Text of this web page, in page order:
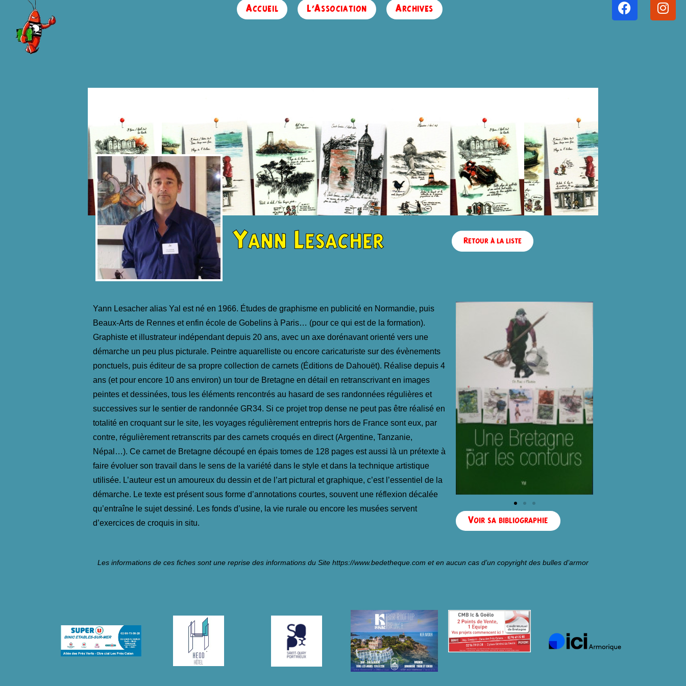
Accueil L’Association Archives
Yann Lesacher Retour à la liste
Yann Lesacher alias Yal est né en 1966. Études de graphisme en publicité en Normandie, puis
Beaux-Arts de Rennes et enfin école de Gobelins à Paris… (pour ce qui est de la formation).
Graphiste et illustrateur indépendant depuis 20 ans, avec un axe dorénavant orienté vers une
démarche un peu plus picturale. Peintre aquarelliste ou encore caricaturiste sur des évènements
ponctuels, puis éditeur de sa propre collection de carnets (Éditions de Dahouët). Réalise depuis 4
ans (et pour encore 10 ans environ) un tour de Bretagne en détail en retranscrivant en images
peintes et dessinées, tous les éléments rencontrés au hasard de ses randonnées régulières et
successives sur le sentier de randonnée GR34. Si ce projet trop dense ne peut pas être réalisé en
totalité en croquant sur le site, les voyages régulièrement entrepris hors de France sont eux, par
contre, régulièrement retranscrits par des carnets croqués en direct (Argentine, Tanzanie,
Népal…). Ce carnet de Bretagne découpé en épais tomes de 128 pages est aussi là un prétexte à
faire évoluer son travail dans le sens de la variété dans le style et dans la technique artistique
utilisée. L’auteur est un amoureux du dessin et de l’art pictural et graphique, c’est l’essentiel de la
démarche. Le texte est présent sous forme d’annotations courtes, souvent une réflexion décalée
qu’entraîne le sujet dessiné. Les fonds d’usine, la vie rurale ou encore les musées servent
d’exercices de croquis in situ.
Voir sa bibliographie
Les informations de ces fiches sont une reprise des informations du Site https://www.bedetheque.com et en aucun cas d’un copyright des bulles d’armor